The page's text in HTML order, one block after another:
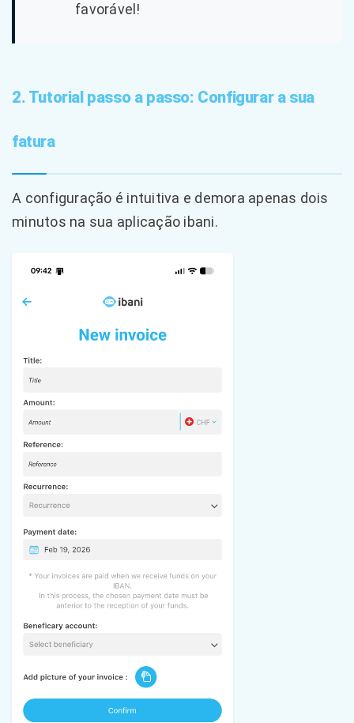
favorável!
2. Tutorial passo a passo: Configurar a sua
fatura
A configuração é intuitiva e demora apenas dois
minutos na sua aplicação ibani.